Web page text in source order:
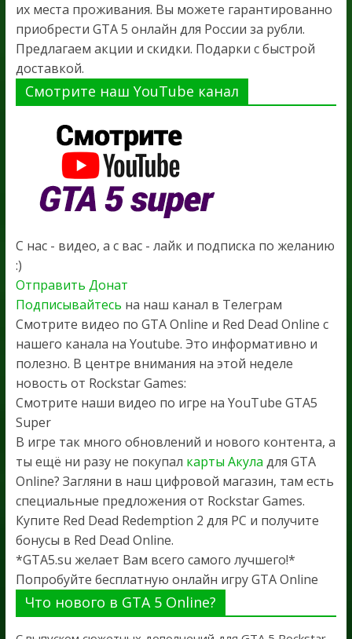
их места проживания. Вы можете гарантированно
приобрести GTA 5 онлайн для России за рубли.
Предлагаем акции и скидки. Подарки с быстрой
доставкой.
Смотрите наш YouTube канал
С нас - видео, а с вас - лайк и подписка по желанию
:)
Отправить Донат
Подписывайтесь на наш канал в Телеграм
Смотрите видео по GTA Online и Red Dead Online с
нашего канала на Youtube. Это информативно и
полезно. В центре внимания на этой неделе
новость от Rockstar Games:
Смотрите наши видео по игре на YouTube GTA5
Super
В игре так много обновлений и нового контента, а
ты ещё ни разу не покупал карты Акула для GTA
Online? Загляни в наш цифровой магазин, там есть
специальные предложения от Rockstar Games.
Купите Red Dead Redemption 2 для PC и получите
бонусы в Red Dead Online.
*GTA5.su желает Вам всего самого лучшего!*
Попробуйте бесплатную онлайн игру GTA Online
Что нового в GTA 5 Online?